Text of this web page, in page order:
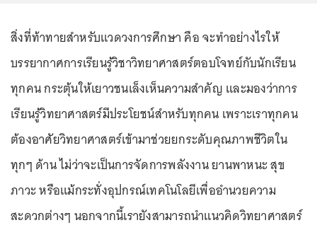
สิ่งที่ท้าทายสำหรับแวดวงการศึกษา คือ จะทำอย่างไรให้
บรรยากาศการเรียนรู้วิชาวิทยาศาสตร์ตอบโจทย์กับนักเรียน
ทุกคน กระตุ้นให้เยาวชนเล็งเห็นความสำคัญ และมองว่าการ
เรียนรู้วิทยาศาสตร์มีประโยชน์สำหรับทุกคน เพราะเราทุกคน
ต้องอาศัยวิทยาศาสตร์เข้ามาช่วยยกระดับคุณภาพชีวิตใน
ทุกๆ ด้าน ไม่ว่าจะเป็นการจัดการพลังงาน ยานพาหนะ สุข
ภาวะ หรือแม้กระทั่งอุปกรณ์เทคโนโลยีเพื่ออำนวยความ
สะดวกต่างๆ นอกจากนี้เรายังสามารถนำแนวคิดวิทยาศาสตร์